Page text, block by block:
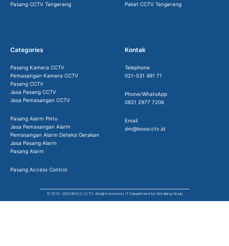
Pasang CCTV Tangerang Paket CCTV Tangerang
Categories
Pasang Kamera CCTV
Pemasangan Kamera CCTV
Pasang CCTV
Jasa Pasang CCTV
Jasa Pemasangan CCTV
Pasang Alarm Pintu
Jasa Pemasangan Alarm
Pemasangan Alarm Deteksi Gerakan
Jasa Pasang Alarm
Pasang Alarm
Pasang Access Control
Kontak
Telephone
021-531 491 71
Phone/WhatsApp
0821 2977 7206
Email
dm@bosscctv.id
© 2019 - 2023 BOSS CCTV. All right reserved | IT Department by Gemilang Group